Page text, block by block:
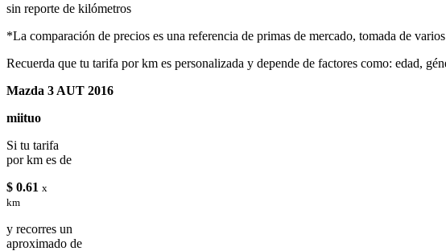
sin reporte de kilómetros
*La comparación de precios es una referencia de primas de mercado, tomada de
Recuerda que tu tarifa por km es personalizada y depende de factores como: edad,
Mazda 3 AUT 2016
miituo
Si tu tarifa
por km es de
$ 0.61 x
km
y recorres un
aproximado de